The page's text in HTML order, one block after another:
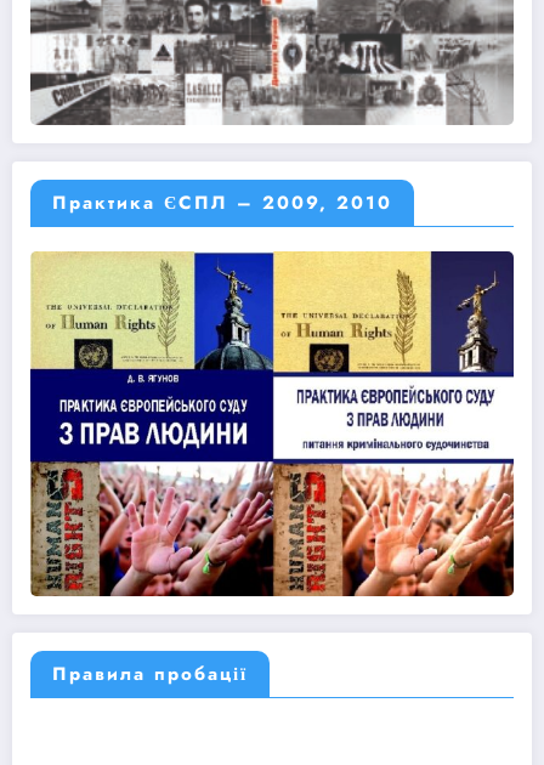
Практика ЄСПЛ – 2009, 2010
Правила пробації